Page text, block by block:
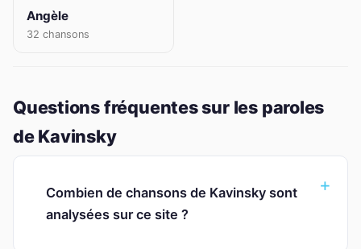
Angèle
32 chansons
Questions fréquentes sur les paroles
de Kavinsky
Combien de chansons de Kavinsky sont
analysées sur ce site ?